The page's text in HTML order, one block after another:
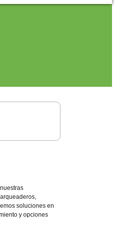
soluciones en
y opciones